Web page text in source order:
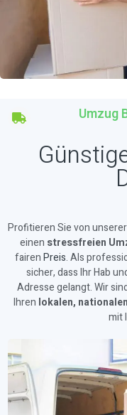
Umzug
Profitieren Sie von
einen stressfreien
fairenPreis. Als
sicher, dass Ihr Hab
Adresse gelangt. Wir
Ihren lokalen,
mit